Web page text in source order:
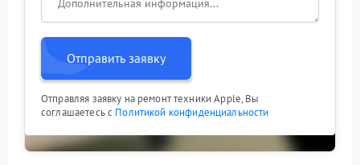
Отправить заявку
Отправляя заявку на ремонт техники Apple, Вы
соглашаетесь с Политикой конфиденциальности